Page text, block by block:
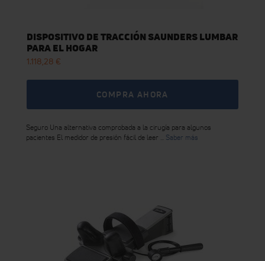
DISPOSITIVO DE TRACCIÓN SAUNDERS LUMBAR
PARA EL HOGAR
1.118,28 €
COMPRA AHORA
Seguro Una alternativa comprobada a la cirugía para algunos
pacientes El medidor de presión fácil de leer ... Saber más